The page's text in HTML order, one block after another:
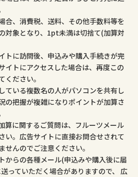
合、消費税、送料、その他手数料等を
対象となり、1pt未満は切捨て(加算対
トに訪問後、申込みや購入手続きが完
イトにアクセスした場合は、再度この
ください。
ている複数名の人がパソコンを共有し
の把握が複雑になりポイントが加算さ
算に関するご質問は、フルーツメール
い。広告サイトに直接お問合せされて
せんのでご注意ください。
からの各種メール(申込みや購入後に届
っていただく場合がありますので、 広